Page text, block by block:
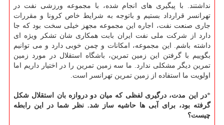
نداشتند. با پیگیری های انجام شده، با مجموعه ورزشی نفت در
تهرانسر قرارداد بستیم و باتوجه به شرایط خاص کرونا و مقررات
جاری صنعت نفت، اجاره این مجموعه مجهز خیلی سخت بود که جا
دارد از شرکت ملی نفت ایران بابت همکاری شان تشکر ویژه ای
داشته باشم. این مجموعه، امکانات و چمن خوبی دارد و می توانیم
بگوییم با گرفتن این زمین تمرین، باشگاه استقلال در مورد زمین
تمرین دیگر مشکلی ندارد. ما سه زمین تمرین را در اختیار داریم اما
اولویت ما استفاده از زمین تمرین تهرانسر است.
*در این مدت، درگیری لفظی که میان دو دروازه بان استقلال شکل
گرفته بود، برای آبی ها حاشیه ساز شد. نظر شما در این رابطه
چیست؟